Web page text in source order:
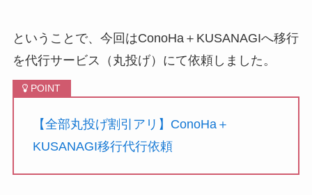
ということで、今回はConoHa＋KUSANAGIへ移行
を代行サービス（丸投げ）にて依頼しました。
【全部丸投げ割引アリ】ConoHa＋
KUSANAGI移行代行依頼